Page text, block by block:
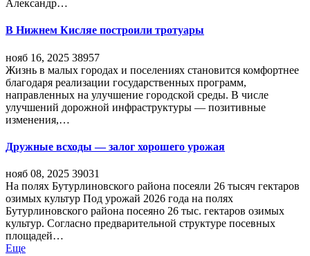
Александр…
В Нижнем Кисляе построили тротуары
нояб 16, 2025 38957
Жизнь в малых городах и поселениях становится комфортнее
благодаря реализации государственных программ,
направленных на улучшение городской среды. В числе
улучшений дорожной инфраструктуры — позитивные
изменения,…
Дружные всходы — залог хорошего урожая
нояб 08, 2025 39031
На полях Бутурлиновского района посеяли 26 тысяч гектаров
озимых культур Под урожай 2026 года на полях
Бутурлиновского района посеяно 26 тыс. гектаров озимых
культур. Согласно предварительной структуре посевных
площадей…
Еще